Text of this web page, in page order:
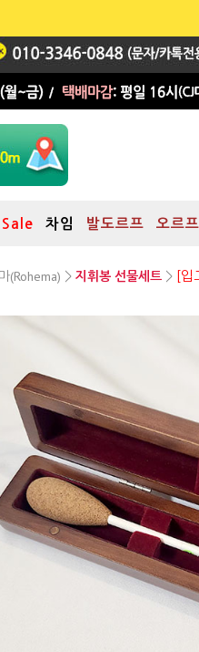
Sale 차임 발도르프 오르프
(Rohema) > 지휘봉 선물세트 > [
지휘봉 + [EBC02] 고급 원목 지